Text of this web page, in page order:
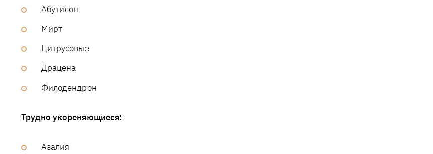
Абутилон
Мирт
Цитрусовые
Драцена
Филодендрон
Трудно укореняющиеся:
Азалия